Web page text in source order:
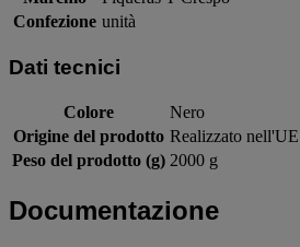
Confezione unità
Dati tecnici
Colore
Nero
Origine del prodotto Realizzato nell'UE
Peso del prodotto (g) 2000 g
Documentazione